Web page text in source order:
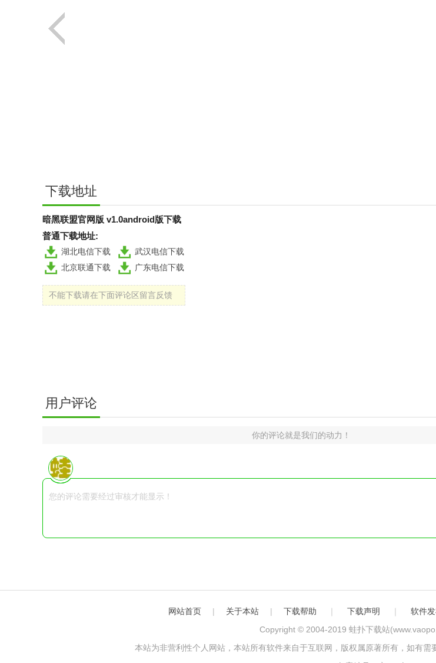
下载地址
暗黑联盟官网版 v1.0android版下载
普通下载地址:
湖北电信下载
武汉电信下载
北京联通下载
广东电信下载
不能下载请在下面评论区留言反馈
用户评论
你的评论就是我们的动力！
网站首页 | 关于本站 | 下载帮助 ｜ 下载声明 ｜ 软件
Copyright © 2004-2019 蛙扑下载站
本站为非营利性个人网站，本站所有软件来自于互联网，版权属原著所有，如有